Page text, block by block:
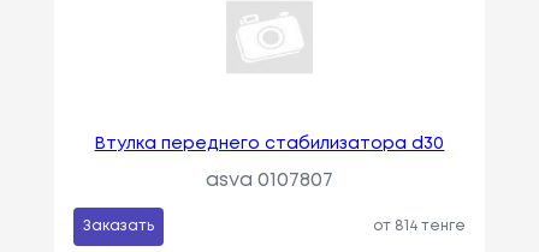
Втулка переднего стабилизатора d30
asva 0107807
Заказать от 814 тенге